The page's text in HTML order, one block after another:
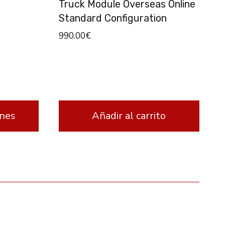
Truck Module Overseas Online
Standard Configuration
990.00€
Añadir al carrito